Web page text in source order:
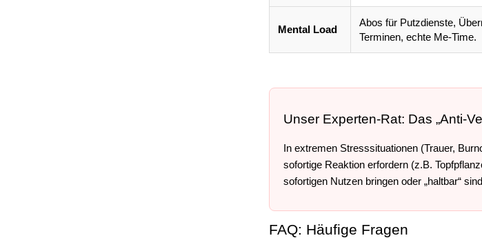
Mental Load
Abos für Putzdienste,
Terminen, echte Me-Time.
Unser Experten-Rat: Das „Anti-
In extremen Stresssituationen (Trauer,
sofortige Reaktion erfordern (z.B.
sofortigen Nutzen bringen oder „haltbar“
FAQ: Häufige Fragen